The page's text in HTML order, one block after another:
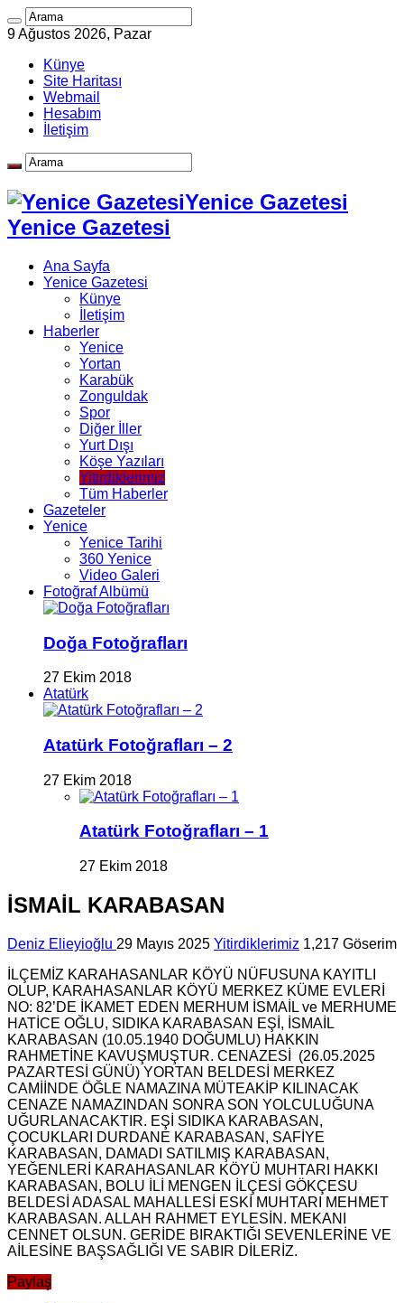
9 Ağustos 2026, Pazar
Künye
Site Haritası
Webmail
Hesabım
İletişim
Yenice Gazetesi
Yenice Gazetesi
Ana Sayfa
Yenice Gazetesi
Künye
İletişim
Haberler
Yenice
Yortan
Karabük
Zonguldak
Spor
Diğer İller
Yurt Dışı
Köşe Yazıları
Yitirdiklerimiz
Tüm Haberler
Gazeteler
Yenice
Yenice Tarihi
360 Yenice
Video Galeri
Fotoğraf Albümü
Doğa Fotoğrafları
27 Ekim 2018
Atatürk
Atatürk Fotoğrafları – 2
27 Ekim 2018
Atatürk Fotoğrafları – 1
27 Ekim 2018
İSMAİL KARABASAN
Deniz Elieyioğlu 29 Mayıs 2025 Yitirdiklerimiz 1,217 Göserim
İLÇEMİZ KARAHASANLAR KÖYÜ NÜFUSUNA KAYITLI
OLUP, KARAHASANLAR KÖYÜ MERKEZ KÜME EVLERİ
NO: 82’DE İKAMET EDEN MERHUM İSMAİL ve MERHUME
HATİCE OĞLU, SIDIKA KARABASAN EŞİ, İSMAİL
KARABASAN (10.05.1940 DOĞUMLU) HAKKIN
RAHMETİNE KAVUŞMUŞTUR. CENAZESİ (26.05.2025
PAZARTESİ GÜNÜ) YORTAN BELDESİ MERKEZ
CAMİİNDE ÖĞLE NAMAZINA MÜTEAKİP KILINACAK
CENAZE NAMAZINDAN SONRA SON YOLCULUĞUNA
UĞURLANACAKTIR. EŞİ SIDIKA KARABASAN,
ÇOCUKLARI DURDANE KARABASAN, SAFİYE
KARABASAN, DAMADI SATILMIŞ KARABASAN,
YEĞENLERİ KARAHASANLAR KÖYÜ MUHTARI HAKKI
KARABASAN, BOLU İLİ MENGEN İLÇESİ GÖKÇESU
BELDESİ ADASAL MAHALLESİ ESKİ MUHTARI MEHMET
KARABASAN. ALLAH RAHMET EYLESİN. MEKANI
CENNET OLSUN. GERİDE BIRAKTIĞI SEVENLERİNE VE
AİLESİNE BAŞSAĞLIĞI VE SABIR DİLERİZ.
Paylaş